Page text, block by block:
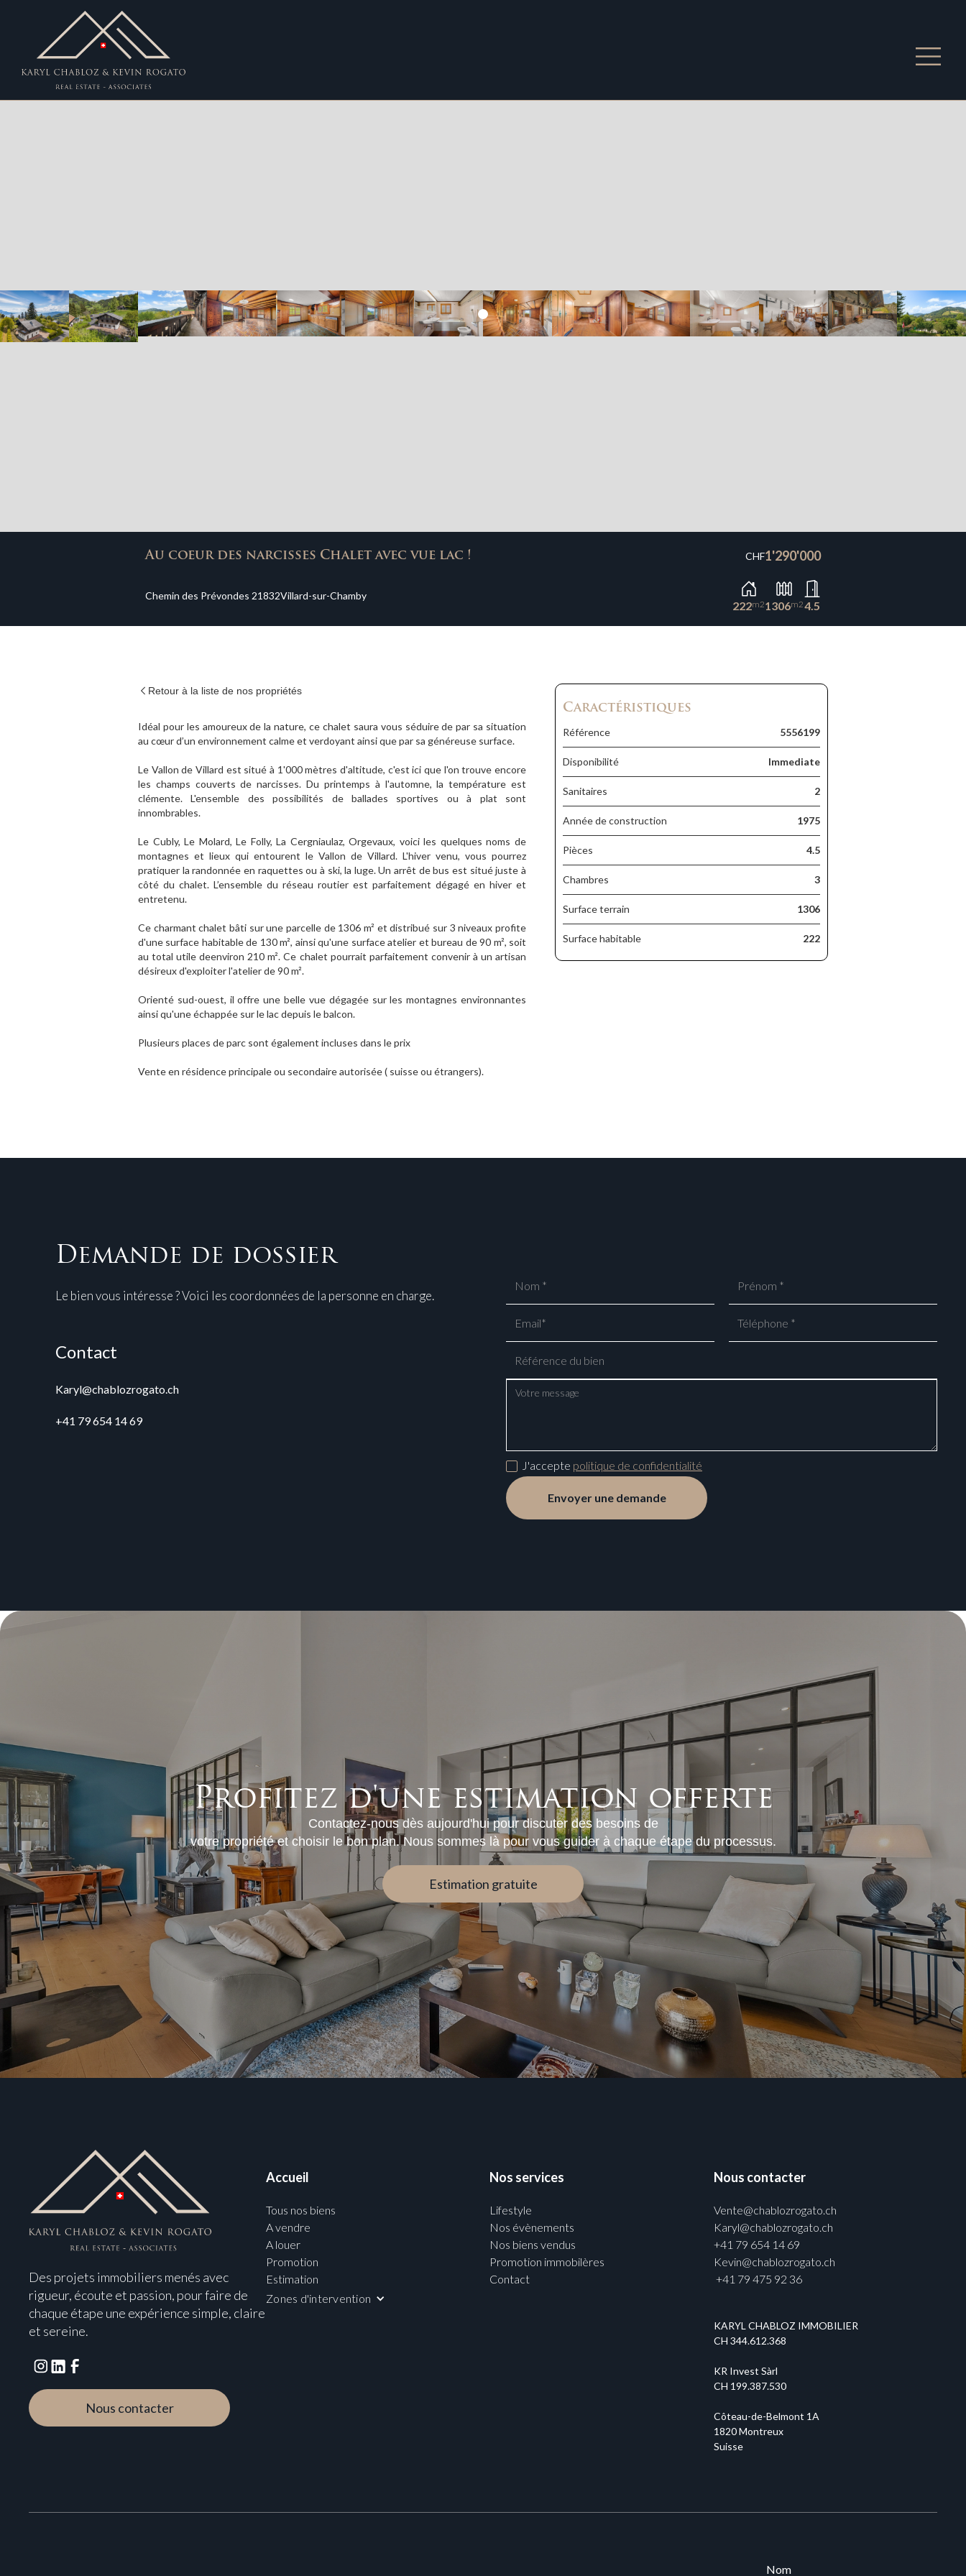
Au coeur des narcisses Chalet avec vue lac ! CHF1'290'000
Chemin des Prévondes 21832Villard-sur-Chamby
222m21306m24.5
Retour à la liste de nos propriétés
Idéal pour les amoureux de la nature, ce chalet saura vous séduire de par sa situation
au cœur d’un environnement calme et verdoyant ainsi que par sa généreuse surface.
Le Vallon de Villard est situé à 1'000 mètres d'altitude, c'est ici que l'on trouve encore
les champs couverts de narcisses. Du printemps à l'automne, la température est
clémente. L'ensemble des possibilités de ballades sportives ou à plat sont
innombrables.
Le Cubly, Le Molard, Le Folly, La Cergniaulaz, Orgevaux, voici les quelques noms de
montagnes et lieux qui entourent le Vallon de Villard. L'hiver venu, vous pourrez
pratiquer la randonnée en raquettes ou à ski, la luge. Un arrêt de bus est situé juste à
côté du chalet. L’ensemble du réseau routier est parfaitement dégagé en hiver et
entretenu.
Ce charmant chalet bâti sur une parcelle de 1306 m² et distribué sur 3 niveaux profite
d'une surface habitable de 130 m², ainsi qu'une surface atelier et bureau de 90 m², soit
au total utile deenviron 210 m². Ce chalet pourrait parfaitement convenir à un artisan
désireux d'exploiter l'atelier de 90 m².
Orienté sud-ouest, il offre une belle vue dégagée sur les montagnes environnantes
ainsi qu'une échappée sur le lac depuis le balcon.
Plusieurs places de parc sont également incluses dans le prix
Vente en résidence principale ou secondaire autorisée ( suisse ou étrangers).
Caractéristiques
Référence 5556199
Disponibilité Immediate
Sanitaires 2
Année de construction 1975
Pièces 4.5
Chambres 3
Surface terrain 1306
Surface habitable 222
Demande de dossier
Le bien vous intéresse ? Voici les coordonnées de la personne en charge.
Contact
Karyl@chablozrogato.ch
+41 79 654 14 69
J'accepte politique de confidentialité
Profitez d'une estimation offerte
Contactez-nous dès aujourd'hui pour discuter des besoins de
votre propriété et choisir le bon plan. Nous sommes là pour vous guider à chaque étape du processus.
Estimation gratuite
Des projets immobiliers menés avec
rigueur, écoute et passion, pour faire de
chaque étape une expérience simple, claire
et sereine.
Nous contacter
Accueil
Tous nos biens
A vendre
A louer
Promotion
Estimation
Zones d'intervention
Nos services
Lifestyle
Nos évènements
Nos biens vendus
Promotion immobilères
Contact
Nous contacter
Vente@chablozrogato.ch
Karyl@chablozrogato.ch
+41 79 654 14 69
Kevin@chablozrogato.ch
+41 79 475 92 36
KARYL CHABLOZ IMMOBILIER
CH 344.612.368
KR Invest Sàrl
CH 199.387.530
Côteau-de-Belmont 1A
1820 Montreux
Suisse